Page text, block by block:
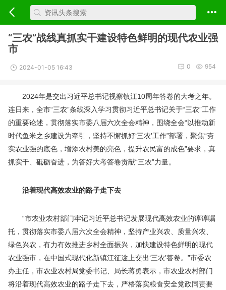
“三农”战线真抓实干建设特色鲜明的现代农业强
市
2024-01-05 16:43 954
0
2024年是交出习近平总书记视察镇江10周年答卷的大考之年。
连日来，全市“三农”条线深入学习贯彻习近平总书记关于“三农”工作
的重要论述，贯彻落实市委八届六次全会精神，围绕全会“以推动新
时代鱼米之乡建设为牵引，坚持不懈抓好‘三农’工作”部署，聚焦“夯
实农业强的底色，增添农村美的亮色，提升农民富的成色”要求，真
抓实干、砥砺奋进，为答好大考答卷贡献“三农”力量。
沿着现代高效农业的路子走下去
“市农业农村部门牢记习近平总书记发展现代高效农业的谆谆嘱
托，贯彻落实市委八届六次全会精神，坚持产业兴农、质量兴农、
绿色兴农，有力有效推进乡村全面振兴，加快建设特色鲜明的现代
农业强市，在中国式现代化新镇江征途上交出‘三农’答卷。”市委农
办主任，市农业农村局党委书记、局长蒋勇表示，市农业农村部门
将沿着现代高效农业的路子走下去，严格落实粮食安全党政同责要